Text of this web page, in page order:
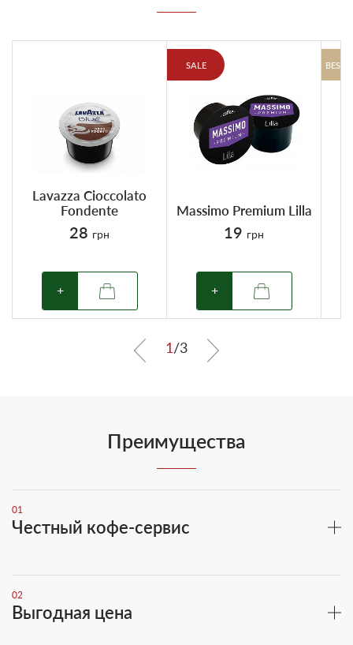
Lavazza Cioccolato
Fondente
28 грн
+
SALE
Massimo Premium Lilla
19 грн
+
1/3
Преимущества
01
Честный кофе-сервис
02
Выгодная цена